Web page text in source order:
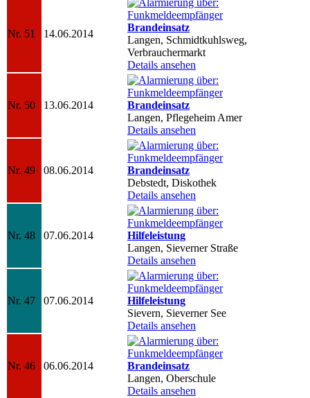
Nr. 51 14.06.2014
Brandeinsatz
Langen, Schmidtkuhlsweg,
Verbrauchermarkt
Details ansehen
Nr. 50 13.06.2014
Brandeinsatz
Langen, Pflegeheim Amer
Details ansehen
Nr. 49 08.06.2014
Brandeinsatz
Debstedt, Diskothek
Details ansehen
Nr. 48 07.06.2014
Hilfeleistung
Langen, Sieverner Straße
Details ansehen
Nr. 47 07.06.2014
Hilfeleistung
Sievern, Sieverner See
Details ansehen
Nr. 46 06.06.2014
Brandeinsatz
Langen, Oberschule
Details ansehen